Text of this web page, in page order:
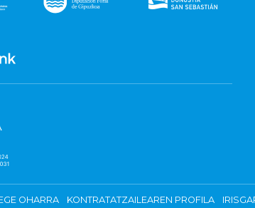
OHARRA KONTRATATZAILEAREN PROFILA